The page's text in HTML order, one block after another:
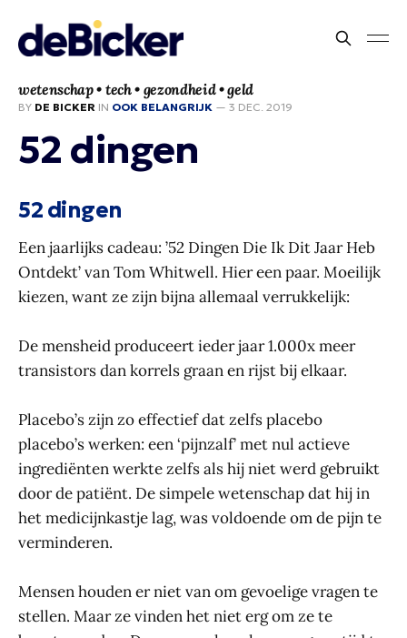
wetenschap • tech • gezondheid • geld
BY DE BICKER IN OOK BELANGRIJK — 3 DEC. 2019
52 dingen
52 dingen
Een jaarlijks cadeau: ’52 Dingen Die Ik Dit Jaar Heb
Ontdekt’ van Tom Whitwell. Hier een paar. Moeilijk
kiezen, want ze zijn bijna allemaal verrukkelijk:
De mensheid produceert ieder jaar 1.000x meer
transistors dan korrels graan en rijst bij elkaar.
Placebo’s zijn zo effectief dat zelfs placebo
placebo’s werken: een ‘pijnzalf’ met nul actieve
ingrediënten werkte zelfs als hij niet werd gebruikt
door de patiënt. De simpele wetenschap dat hij in
het medicijnkastje lag, was voldoende om de pijn te
verminderen.
Mensen houden er niet van om gevoelige vragen te
stellen. Maar ze vinden het niet erg om ze te